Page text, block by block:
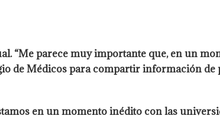
“Me parece muy importante que, en un
de Médicos para compartir información
en un momento inédito con las